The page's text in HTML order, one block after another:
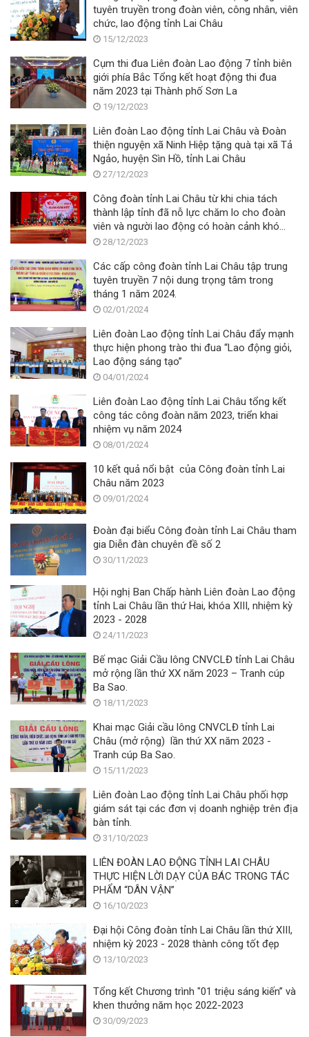
tuyên truyền trong đoàn viên, công nhân, viên
chức, lao động tỉnh Lai Châu
15/12/2023
Cụm thi đua Liên đoàn Lao động 7 tỉnh biên
giới phía Bắc Tổng kết hoạt động thi đua
năm 2023 tại Thành phố Sơn La
19/12/2023
Liên đoàn Lao động tỉnh Lai Châu và Đoàn
thiện nguyện xã Ninh Hiệp tặng quà tại xã Tả
Ngảo, huyện Sìn Hồ, tỉnh Lai Châu
27/12/2023
Công đoàn tỉnh Lai Châu từ khi chia tách
thành lập tỉnh đã nỗ lực chăm lo cho đoàn
viên và người lao động có hoàn cảnh khó
khăn.
28/12/2023
Các cấp công đoàn tỉnh Lai Châu tập trung
tuyên truyền 7 nội dung trọng tâm trong
tháng 1 năm 2024.
02/01/2024
Liên đoàn Lao động tỉnh Lai Châu đẩy mạnh
thực hiện phong trào thi đua “Lao động giỏi,
Lao động sáng tạo”
04/01/2024
Liên đoàn Lao động tỉnh Lai Châu tổng kết
công tác công đoàn năm 2023, triển khai
nhiệm vụ năm 2024
08/01/2024
10 kết quả nổi bật của Công đoàn tỉnh Lai
Châu năm 2023
09/01/2024
Đoàn đại biểu Công đoàn tỉnh Lai Châu tham
gia Diễn đàn chuyên đề số 2
30/11/2023
Hội nghị Ban Chấp hành Liên đoàn Lao động
tỉnh Lai Châu lần thứ Hai, khóa XIII, nhiệm kỳ
2023 - 2028
24/11/2023
Bế mạc Giải Cầu lông CNVCLĐ tỉnh Lai Châu
mở rộng lần thứ XX năm 2023 – Tranh cúp
Ba Sao.
18/11/2023
Khai mạc Giải cầu lông CNVCLĐ tỉnh Lai
Châu (mở rộng) lần thứ XX năm 2023 -
Tranh cúp Ba Sao.
15/11/2023
Liên đoàn Lao động tỉnh Lai Châu phối hợp
giám sát tại các đơn vị doanh nghiệp trên địa
bàn tỉnh.
31/10/2023
LIÊN ĐOÀN LAO ĐỘNG TỈNH LAI CHÂU
THỰC HIỆN LỜI DẠY CỦA BÁC TRONG TÁC
PHẨM “DÂN VẬN”
16/10/2023
Đại hội Công đoàn tỉnh Lai Châu lần thứ XIII,
nhiệm kỳ 2023 - 2028 thành công tốt đẹp
13/10/2023
Tổng kết Chương trình "01 triệu sáng kiến” và
khen thưởng năm học 2022-2023
30/09/2023